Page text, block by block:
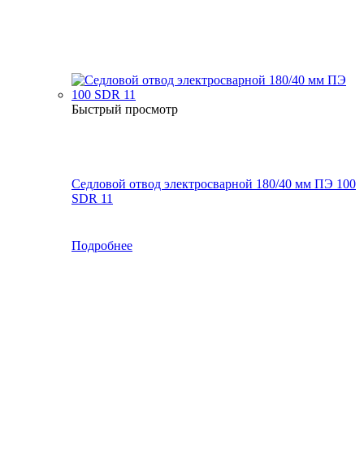
Быстрый просмотр
Седловой отвод электросварной 180/40 мм ПЭ 100
SDR 11
Подробнее